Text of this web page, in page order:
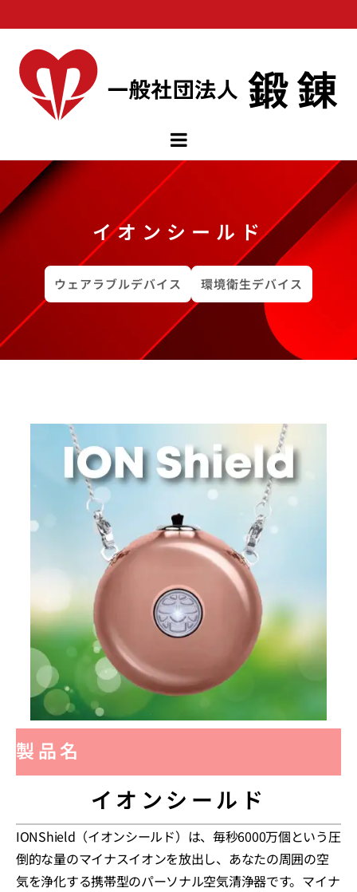
イオンシールド
ウェアラブルデバイス 環境衛生デバイス
製品名
イオンシールド
IONShield（イオンシールド）は、毎秒6000万個という圧
倒的な量のマイナスイオンを放出し、あなたの周囲の空
気を浄化する携帯型のパーソナル空気清浄器です。マイナ